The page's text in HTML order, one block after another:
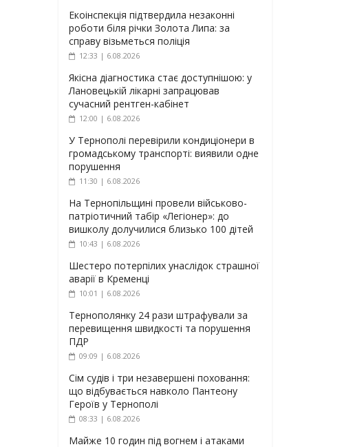
Екоінспекція підтвердила незаконні
роботи біля річки Золота Липа: за
справу візьметься поліція
12:33 | 6.08.2026
Якісна діагностика стає доступнішою: у
Лановецькій лікарні запрацював
сучасний рентген-кабінет
12:00 | 6.08.2026
У Тернополі перевірили кондиціонери в
громадському транспорті: виявили одне
порушення
11:30 | 6.08.2026
На Тернопільщині провели військово-
патріотичний табір «Легіонер»: до
вишколу долучилися близько 100 дітей
10:43 | 6.08.2026
Шестеро потерпілих унаслідок страшної
аварії в Кременці
10:01 | 6.08.2026
Тернополянку 24 рази штрафували за
перевищення швидкості та порушення
ПДР
09:09 | 6.08.2026
Сім судів і три незавершені поховання:
що відбувається навколо Пантеону
Героїв у Тернополі
08:33 | 6.08.2026
Майже 10 годин під вогнем і атаками